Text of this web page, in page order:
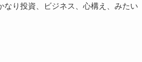
り投資、ビジネス、心構え、みたい